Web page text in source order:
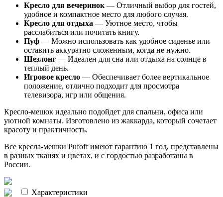
Кресло для вечеринок — Отличный выбор для гостей,
удобное и компактное место для любого случая.
Кресло для отдыха — Уютное место, чтобы
расслабиться или почитать книгу.
Пуф — Можно использовать как удобное сиденье или
оставить аккуратно сложенным, когда не нужно.
Шезлонг — Идеален для сна или отдыха на солнце в
теплый день.
Игровое кресло — Обеспечивает более вертикальное
положение, отлично подходит для просмотра
телевизора, игр или общения.
Кресло-мешок идеально подойдет для спальни, офиса или
уютной комнаты. Изготовлено из жаккарда, который сочетает
красоту и практичность.
Все кресла-мешки Pufoff имеют гарантию 1 год, представлены
в разных тканях и цветах, и с гордостью разработаны в
России.
Характеристики